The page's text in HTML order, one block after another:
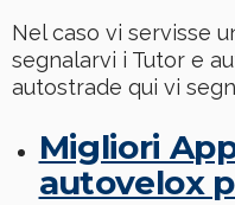
Nel caso vi servisse
segnalarvi i Tutor e
autostrade qui vi
Migliori
autovelox